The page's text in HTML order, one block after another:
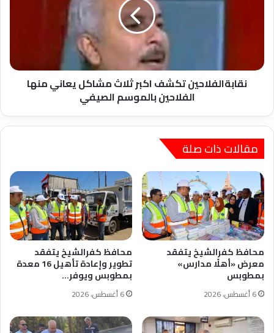
بالموسم
الصيفينقابةالفلاحين تكشف اكبر ثلاث مشاكل يعاني منها
الفلاحين بالموسم الصيفي
مقالات ذات صلة
محافظ كفرالشيخ يتفقد
معرض «أهلًا مدارس»
بمطوبس
6 أغسطس، 2026
محافظ كفرالشيخ يتفقد
تطوير وإعادة تأهيل 16 معدة
بمطوبس ويوفر…
6 أغسطس، 2026